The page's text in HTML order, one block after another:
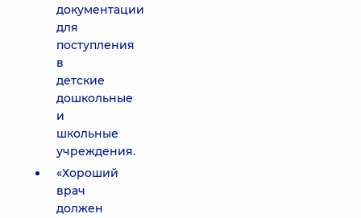
документации
для
поступления
в
детские
дошкольные
и
школьные
учреждения.
«Хороший
врач
должен